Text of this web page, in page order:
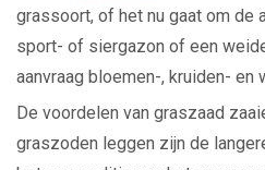
grassoort, of het nu gaat om de
sport- of siergazon of een
aanvraag bloemen-, kruiden- en
De voordelen van graszaad
graszoden leggen zijn de